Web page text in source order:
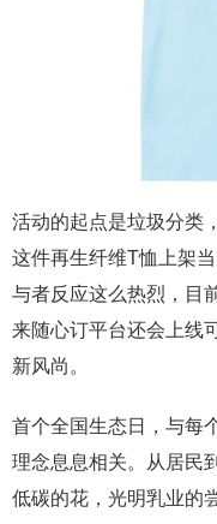
活动的起点是垃圾分类
这件再生纤维T恤上架
与者反应这么热烈，目
来随心订平台还会上线
新风尚。
首个全国生态日，与每
理念息息相关。从居民
低碳的花，光明乳业的